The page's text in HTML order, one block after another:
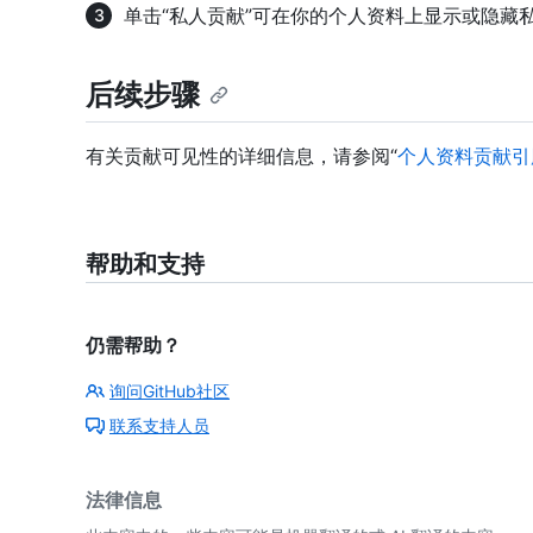
单击“私人贡献”可在你的个人资料上显示或隐藏
后续步骤
有关贡献可见性的详细信息，请参阅“个人资料贡献
帮助和支持
仍需帮助？
询问GitHub社区
联系支持人员
法律信息